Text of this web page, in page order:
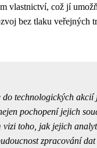
vlastnictví, což jí
bez tlaku veřejných
do technologických
pochopení jejich
vizi toho, jak jejich
zpracování